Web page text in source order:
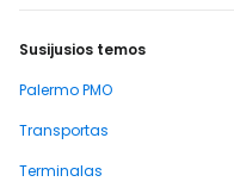
Susijusios temos
Palermo PMO
Transportas
Terminalas